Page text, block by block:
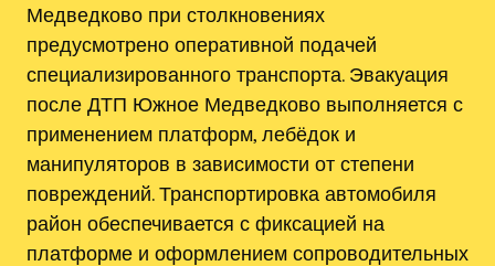
Медведково при столкновениях
предусмотрено оперативной подачей
специализированного транспорта. Эвакуация
после ДТП Южное Медведково выполняется с
применением платформ, лебёдок и
манипуляторов в зависимости от степени
повреждений. Транспортировка автомобиля
район обеспечивается с фиксацией на
платформе и оформлением сопроводительных